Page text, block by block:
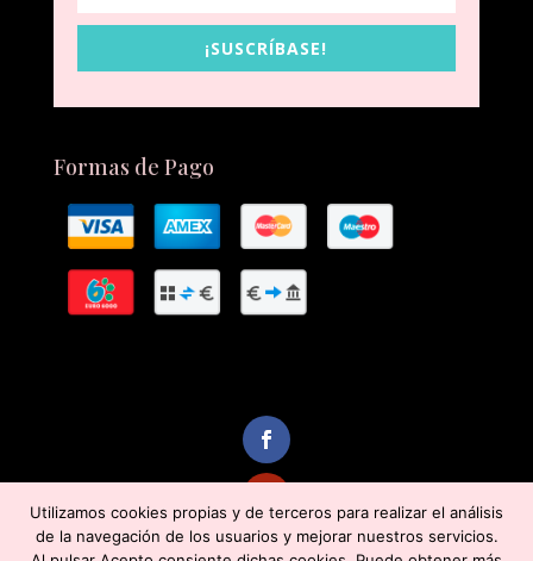
¡SUSCRÍBASE!
Formas de Pago
Utilizamos cookies propias y de terceros para realizar el análisis
de la navegación de los usuarios y mejorar nuestros servicios.